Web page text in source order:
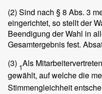
(2) Sind nach § 8 Abs. 3
eingerichtet, so stellt der
Beendigung der Wahl in
Gesamtergebnis fest.
(3) 1Als
gewählt, auf welche die
Stimmengleichheit